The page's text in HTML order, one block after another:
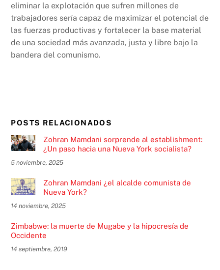
eliminar la explotación que sufren millones de
trabajadores sería capaz de maximizar el potencial de
las fuerzas productivas y fortalecer la base material
de una sociedad más avanzada, justa y libre bajo la
bandera del comunismo.
POSTS RELACIONADOS
Zohran Mamdani sorprende al establishment:
¿Un paso hacia una Nueva York socialista?
5 noviembre, 2025
Zohran Mamdani ¿el alcalde comunista de
Nueva York?
14 noviembre, 2025
Zimbabwe: la muerte de Mugabe y la hipocresía de
Occidente
14 septiembre, 2019